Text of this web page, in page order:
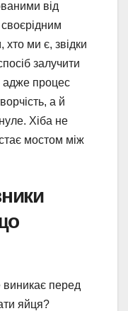
від
своєрідним
ми є, звідки
залучити
адже процес
а й
Хіба не
мостом між
перед
яйця?